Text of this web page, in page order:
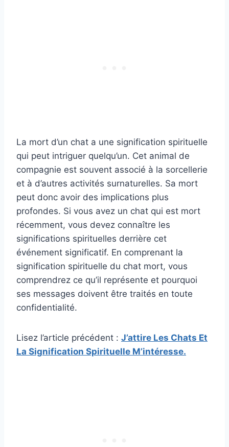
La mort d’un chat a une signification spirituelle
qui peut intriguer quelqu’un. Cet animal de
compagnie est souvent associé à la sorcellerie
et à d’autres activités surnaturelles. Sa mort
peut donc avoir des implications plus
profondes. Si vous avez un chat qui est mort
récemment, vous devez connaître les
significations spirituelles derrière cet
événement significatif. En comprenant la
signification spirituelle du chat mort, vous
comprendrez ce qu’il représente et pourquoi
ses messages doivent être traités en toute
confidentialité.
Lisez l’article précédent : J’attire Les Chats Et
La Signification Spirituelle M’intéresse.